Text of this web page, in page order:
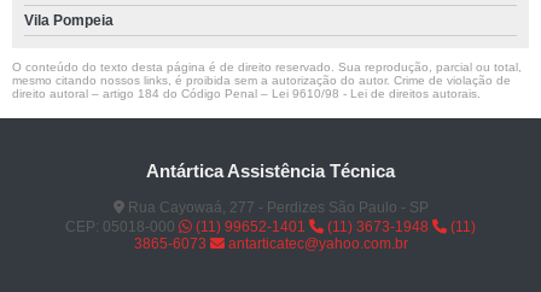
Vila Pompeia
O conteúdo do texto desta página é de direito reservado. Sua reprodução, parcial ou total,
mesmo citando nossos links, é proibida sem a autorização do autor. Crime de violação de
direito autoral – artigo 184 do Código Penal – Lei 9610/98 - Lei de direitos autorais
Antártica Assistência Técnica
Rua Cayowaá, 277 - Perdizes São Paulo - SP
CEP: 05018-000
(11) 99652-1401 (11) 3673-1948
(11)
3865-6073
antarticatec@yahoo.com.br